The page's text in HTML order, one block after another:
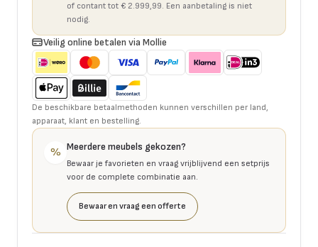
of contant tot € 2.999,99. Een aanbetaling is niet
nodig.
Veilig online betalen via Mollie
De beschikbare betaalmethoden kunnen verschillen per land,
apparaat, klant en bestelling.
% Meerdere meubels gekozen?
Bewaar je favorieten en vraag vrijblijvend een setprijs
voor de complete combinatie aan.
Bewaar en vraag een offerte